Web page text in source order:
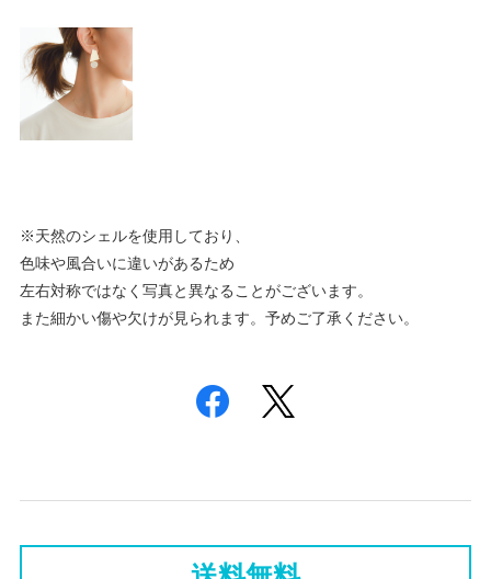
※天然のシェルを使用しており、
色味や風合いに違いがあるため
左右対称ではなく写真と異なることがございます。
また細かい傷や欠けが見られます。予めご了承ください。